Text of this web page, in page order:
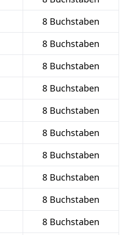
8 Buchstaben
8 Buchstaben
8 Buchstaben
8 Buchstaben
8 Buchstaben
8 Buchstaben
8 Buchstaben
8 Buchstaben
8 Buchstaben
8 Buchstaben